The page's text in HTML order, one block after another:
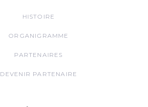
HISTOIRE
ORGANIGRAMME
PARTENAIRES
DEVENIR PARTENAIRE